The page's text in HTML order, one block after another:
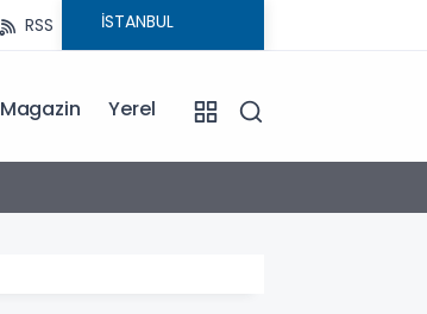
RSS
Magazin Yerel